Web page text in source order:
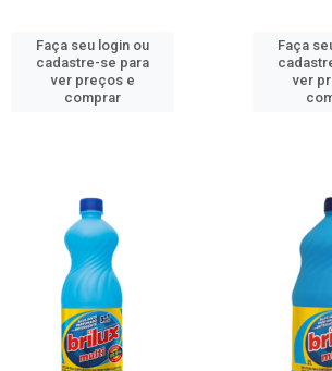
Faça seu login ou
cadastre-se para
ver preços e
comprar
Faça
ver